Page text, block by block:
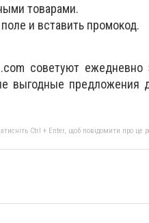
товарами.
и вставить промокод.
советуют ежедневно
выгодные предложения
Ctrl + Enter, щоб повідомити про це